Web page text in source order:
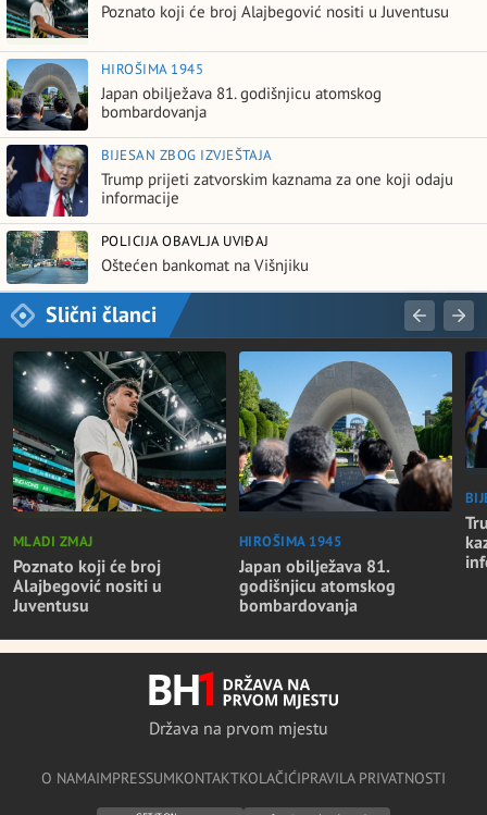
Poznato koji će broj Alajbegović nositi u Juventusu
HIROŠIMA 1945
Japan obilježava 81. godišnjicu atomskog
bombardovanja
BIJESAN ZBOG IZVJEŠTAJA
Trump prijeti zatvorskim kaznama za one koji odaju
informacije
POLICIJA OBAVLJA UVIĐAJ
Oštećen bankomat na Višnjiku
Slični članci
MLADI ZMAJ
Poznato koji će broj
Alajbegović nositi u
Juventusu
HIROŠIMA 1945
Japan obilježava 81.
godišnjicu atomskog
bombardovanja
Država na prvom mjestu
O NAMAIMPRESSUMKONTAKTKOLAČIĆIPRAVILA PRIVATNOSTI